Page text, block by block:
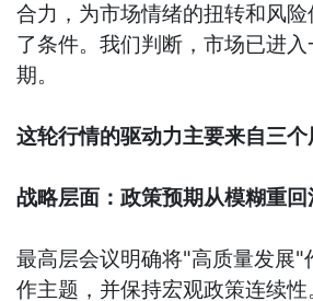
合力，为市场情绪的扭转和风
了条件。我们判断，市场已进
期。
这轮行情的驱动力主要来自三个
战略层面：政策预期从模糊重回
最高层会议明确将"高质量发展"
作主题，并保持宏观政策连续